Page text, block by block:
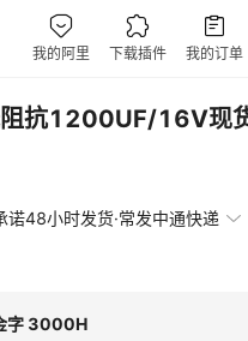
抗1200UF/16V现
诺48小时发货·常发中通快递
字 3000H